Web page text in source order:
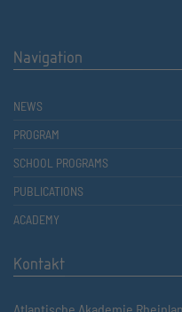
Navigation
NEWS
PROGRAM
SCHOOL PROGRAMS
PUBLICATIONS
ACADEMY
Kontakt